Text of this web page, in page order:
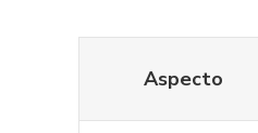
Aspecto